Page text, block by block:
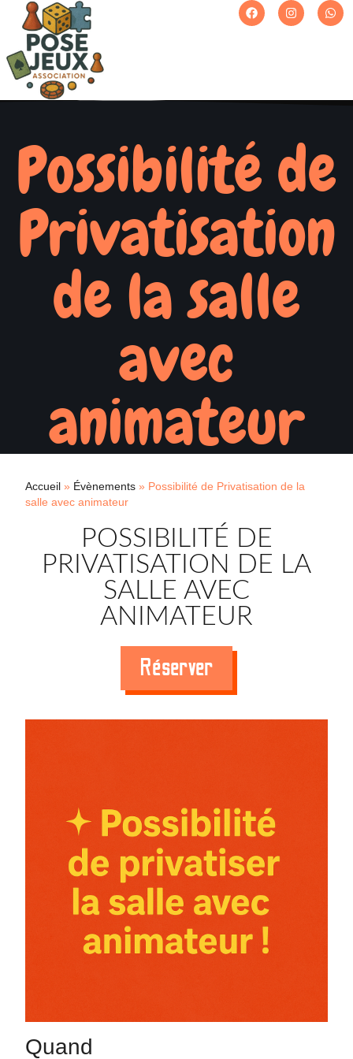
Possibilité de
Privatisation
de la salle
avec
animateur
Accueil » Évènements » Possibilité de Privatisation de la
salle avec animateur
POSSIBILITÉ DE
PRIVATISATION DE LA
SALLE AVEC
ANIMATEUR
Réserver
Quand